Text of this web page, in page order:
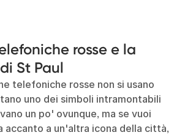
rosse e la
St Paul
telefoniche rosse non si usano
uno dei simboli intramontabili
un po' ovunque, ma se vuoi
accanto a un'altra icona della città,